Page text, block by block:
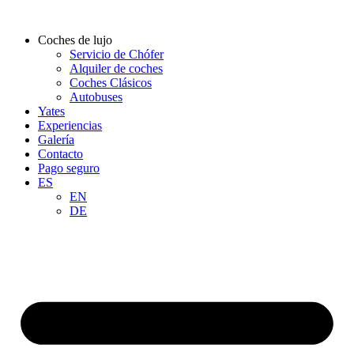
contenidoCoches de lujo
Servicio de Chófer
Alquiler de coches
Coches Clásicos
Autobuses
Yates
Experiencias
Galería
Contacto
Pago seguro
ES
EN
DE